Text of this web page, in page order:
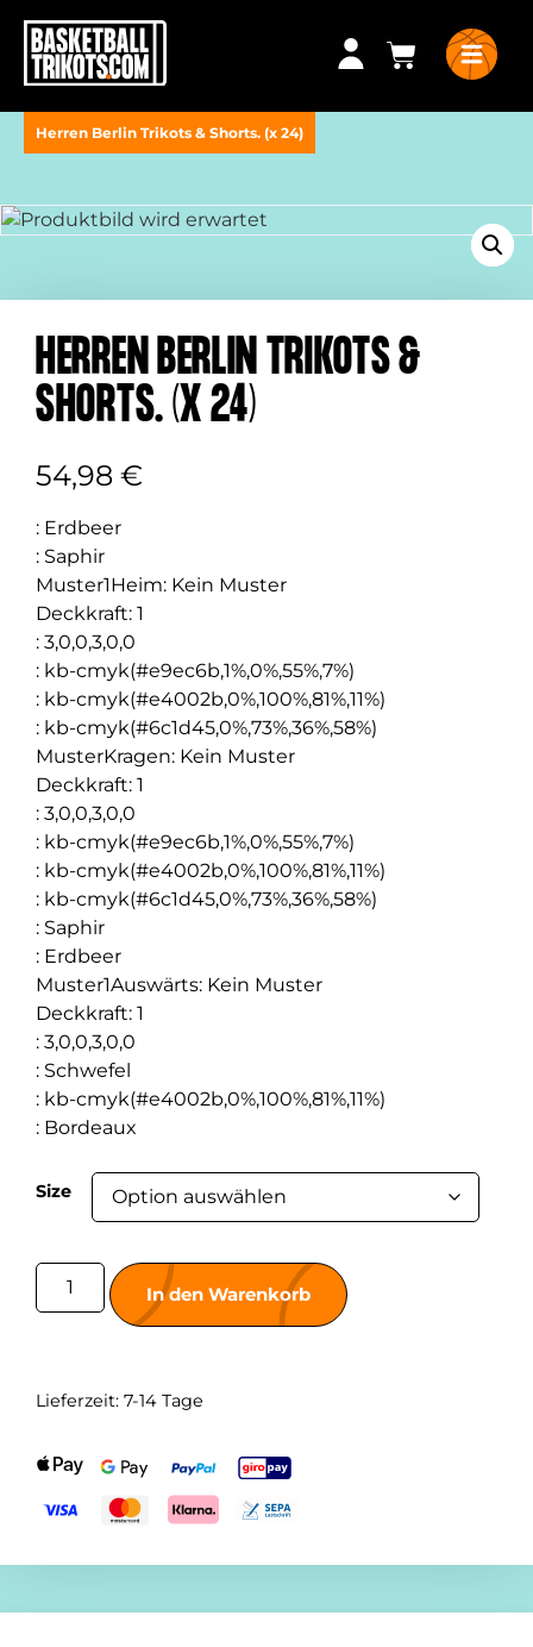
Herren Berlin Trikots & Shorts. (x 24)
HERREN BERLIN TRIKOTS &
SHORTS. (X 24)
54,98 €
: Erdbeer
: Saphir
Muster1Heim: Kein Muster
Deckkraft: 1
: 3,0,0,3,0,0
: kb-cmyk(#e9ec6b,1%,0%,55%,7%)
: kb-cmyk(#e4002b,0%,100%,81%,11%)
: kb-cmyk(#6c1d45,0%,73%,36%,58%)
MusterKragen: Kein Muster
Deckkraft: 1
: 3,0,0,3,0,0
: kb-cmyk(#e9ec6b,1%,0%,55%,7%)
: kb-cmyk(#e4002b,0%,100%,81%,11%)
: kb-cmyk(#6c1d45,0%,73%,36%,58%)
: Saphir
: Erdbeer
Muster1Auswärts: Kein Muster
Deckkraft: 1
: 3,0,0,3,0,0
: Schwefel
: kb-cmyk(#e4002b,0%,100%,81%,11%)
: Bordeaux
Size
In den Warenkorb
Lieferzeit: 7-14 Tage